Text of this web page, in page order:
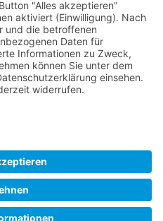
Bella |Cookie-
|Datenschutz|
|Impressum